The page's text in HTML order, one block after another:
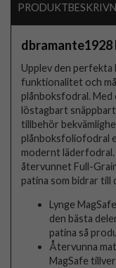
Upplev den perfekta
funktionalitet och
plånboksfodral.
löstagbart
tillbehör
plånboksfoliofodral
modernt
återvunnet Full-
patina som bidrar till
Lynge
den bästa
patina så
Återvunna
MagSafe